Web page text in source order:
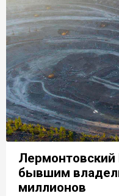
бывшим
миллионов